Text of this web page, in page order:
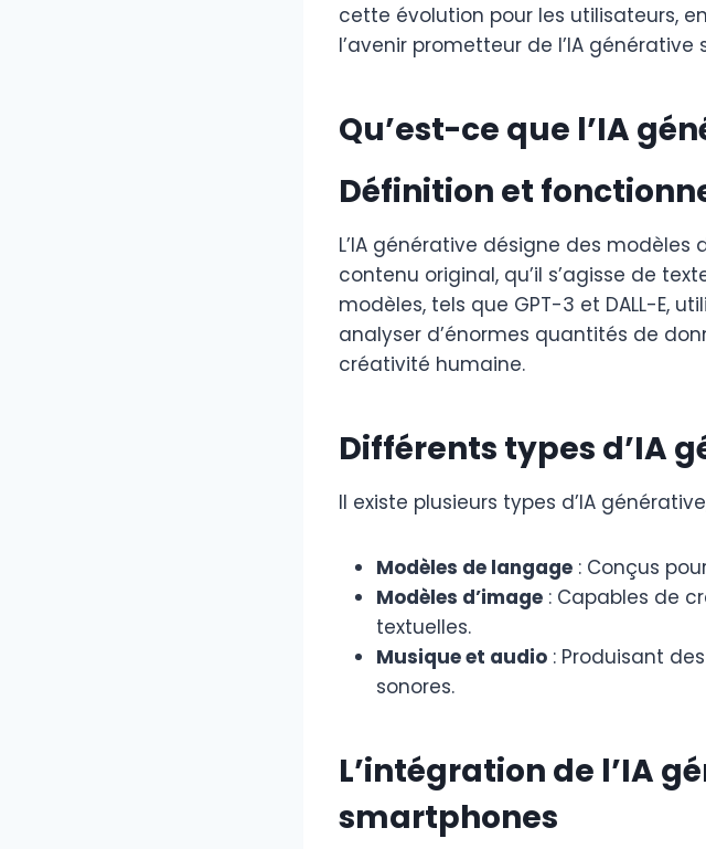
cette évolution pour les utilisateurs,
l’avenir prometteur de l’IA générative
Qu’est-ce que l’IA
Définition et
L’IA générative désigne des modèles
contenu original, qu’il s’agisse de
modèles, tels que GPT-3 et DALL-E,
analyser d’énormes quantités de
créativité humaine.
Différents types d’IA
Il existe plusieurs types d’IA
Modèles de langage : Conçus
Modèles d’image : Capables de
textuelles.
Musique et audio : Produisant
sonores.
L’intégration de l’IA
smartphones